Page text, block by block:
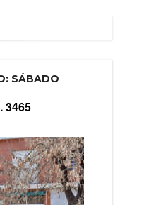
SÁBADO
3465